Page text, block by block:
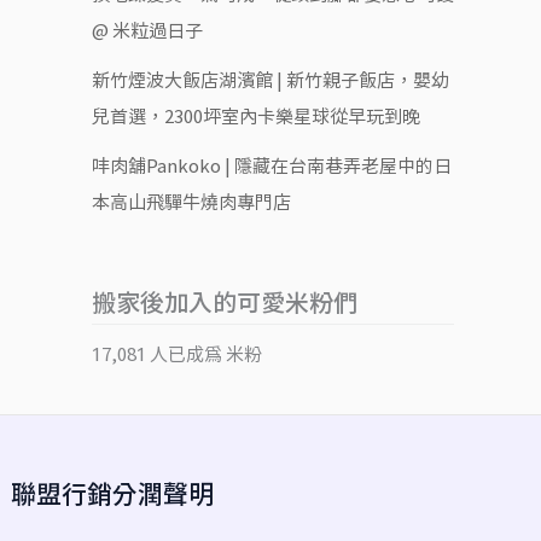
@ 米粒過日子
新竹煙波大飯店湖濱館 | 新竹親子飯店，嬰幼
兒首選，2300坪室內卡樂星球從早玩到晚
㕩肉舖Pankoko | 隱藏在台南巷弄老屋中的日
本高山飛驒牛燒肉專門店
搬家後加入的可愛米粉們
17,081 人已成為 米粉
聯盟行銷分潤聲明